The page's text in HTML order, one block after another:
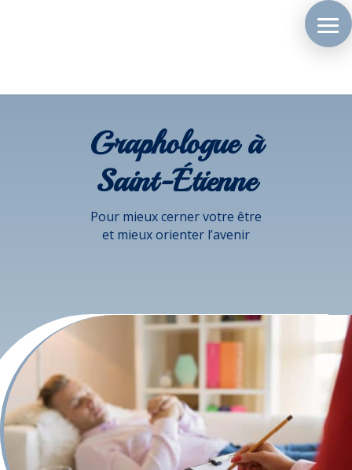
Graphologue à
Saint-Étienne
Pour mieux cerner votre être
et mieux orienter l’avenir